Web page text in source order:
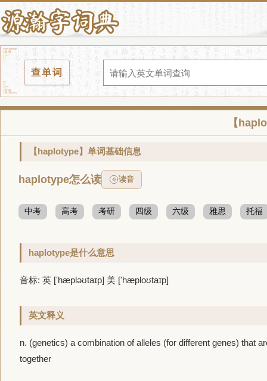
查单词
【
【haplotype】单词基础信息
haplotype怎么读 读音
中考 高考 考研 四级 六级 雅思 托福
haplotype是什么意思
音标: 英 ['hæpləʊtaɪp] 美 ['hæploʊtaɪp]
英文释义
n. (genetics) a combination of alleles (for different genes) that
together